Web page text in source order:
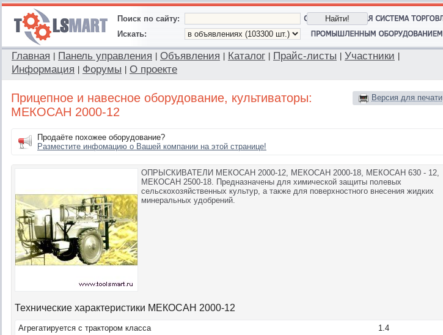
Поиск по сайту:
Искать:
Главная Панель управления Объявления Каталог Прайс-листы Участники
Информация Форумы О проекте
Версия для печати
Прицепное и навесное оборудование, культиваторы:
МЕКОСАН 2000-12
Продаёте похожее оборудование?
Разместите инфомацию о Вашей компании на этой странице!
ОПРЫСКИВАТЕЛИ МЕКОСАН 2000-12, МЕКОСАН 2000-18, МЕКОСАН 630 - 12,
МЕКОСАН 2500-18. Предназначены для химической защиты полевых
сельскохозяйственных культур, а также для поверхностного внесения жидких
минеральных удобрений.
Технические характеристики МЕКОСАН 2000-12
Агрегатируется с трактором класса
1.4